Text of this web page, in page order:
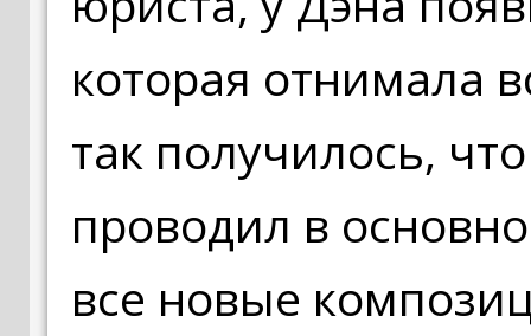
которая отнимала
так получилось,
проводил в
все новые